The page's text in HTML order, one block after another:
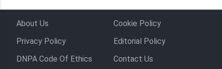
About Us
Cookie Policy
Privacy Policy
Editorial Policy
DNPA Code Of Ethics
Contact Us